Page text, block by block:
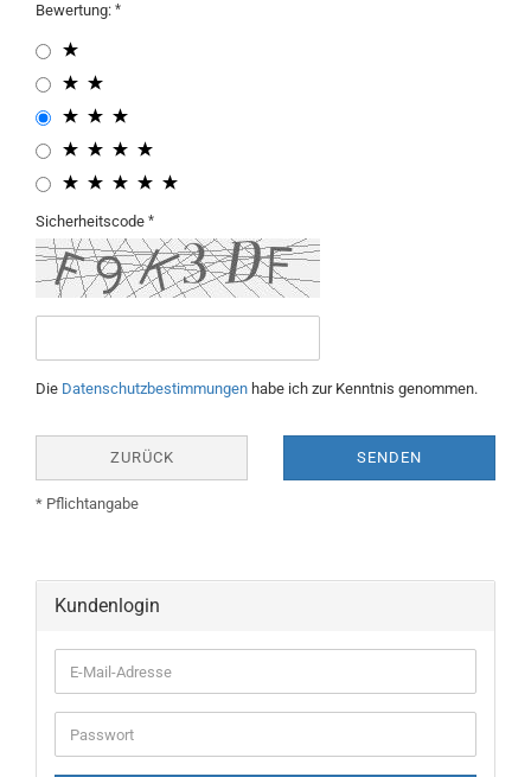
Bewertung:
Sicherheitscode
Die Datenschutzbestimmungen habe ich zur Kenntnis genommen.
ZURÜCK SENDEN
* Pflichtangabe
Kundenlogin
E-
Mail-
Adresse
Passwort